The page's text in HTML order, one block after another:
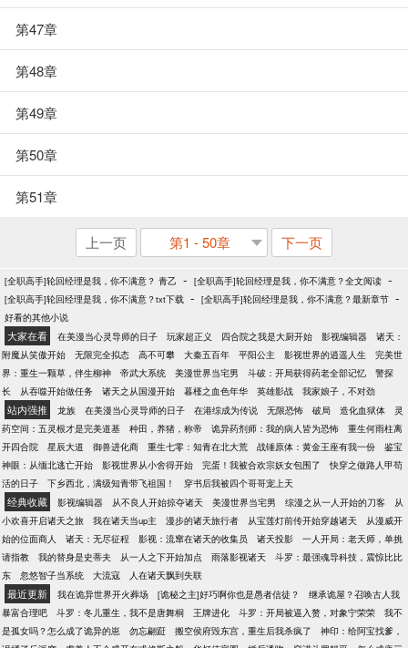
第47章
第48章
第49章
第50章
第51章
上一页 第1 - 50章 下一页
[全职高手]轮回经理是我，你不满意？ 青乙 - [全职高手]轮回经理是我，你不满意？全文阅读 -
[全职高手]轮回经理是我，你不满意？txt下载 - [全职高手]轮回经理是我，你不满意？最新章节 -
好看的其他小说
大家在看 在美漫当心灵导师的日子 玩家超正义 四合院之我是大厨开始 影视编辑器
诸天：
附魔从笑傲开始
无限完全拟态 高不可攀 大秦五百年 平阳公主 影视世界的逍遥人生
完美世
界：重生一颗草，伴生柳神
帝武大系统 美漫世界当宅男 斗破：开局获得药老全部记忆
警探
长
从吞噬开始做任务 诸天之从国漫开始 暮槿之血色年华 英雄影战 我家娘子，不对劲
站内强推 龙族 在美漫当心灵导师的日子 在港综成为传说 无限恐怖 破局 造化血狱体
灵
药空间：五灵根才是完美道基
种田，养猪，称帝 诡异药剂师：我的病人皆为恐怖
重生何雨柱离
开四合院
星辰大道 御兽进化商 重生七零：知青在北大荒 战锤原体：黄金王座有我一份
鉴宝
神眼：从缅北逃亡开始
影视世界从小舍得开始 完蛋！我被合欢宗妖女包围了
快穿之做路人甲苟
活的日子
下乡西北，满级知青带飞祖国！ 穿书后我被四个哥哥宠上天
经典收藏 影视编辑器 从不良人开始掠夺诸天 美漫世界当宅男 综漫之从一人开始的刀客
从
小欢喜开启诸天之旅
我在诸天当up主 漫步的诸天旅行者 从宝莲灯前传开始穿越诸天
从漫威开
始的位面商人
诸天：无尽征程 影视：流窜在诸天的收集员 诸天投影
一人开局：老天师，单挑
请指教
我的替身是史蒂夫 从一人之下开始加点 雨落影视诸天
斗罗：最强魂导科技，震惊比比
东
忽悠智子当系统 大流寇 人在诸天飘到失联
最近更新 我在诡异世界开火葬场 [诡秘之主]好巧啊你也是愚者信徒？
继承诡屋？召唤古人我
暴富合理吧
斗罗：冬儿重生，我不是唐舞桐 王牌进化 斗罗：开局被逼入赘，对象宁荣荣
我不
是孤女吗？怎么成了诡异的崽
勿忘翩跹 搬空侯府毁东宫，重生后我杀疯了
神印：给阿宝找爹，